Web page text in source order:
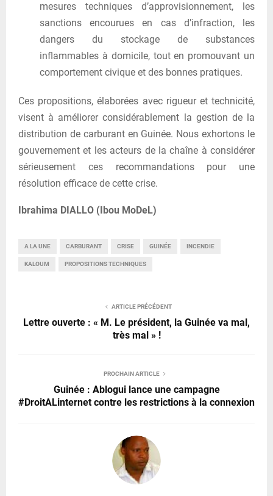
mesures techniques d’approvisionnement, les
sanctions encourues en cas d’infraction, les
dangers du stockage de substances
inflammables à domicile, tout en promouvant un
comportement civique et des bonnes pratiques.
Ces propositions, élaborées avec rigueur et technicité,
visent à améliorer considérablement la gestion de la
distribution de carburant en Guinée. Nous exhortons le
gouvernement et les acteurs de la chaîne à considérer
sérieusement ces recommandations pour une
résolution efficace de cette crise.
Ibrahima DIALLO (Ibou MoDeL)
A LA UNE CARBURANT CRISE GUINÉE INCENDIE
KALOUM PROPOSITIONS TECHNIQUES
ARTICLE PRÉCÉDENT
Lettre ouverte : « M. Le président, la Guinée va mal,
très mal » !
PROCHAIN ARTICLE
Guinée : Ablogui lance une campagne
#DroitALinternet contre les restrictions à la connexion